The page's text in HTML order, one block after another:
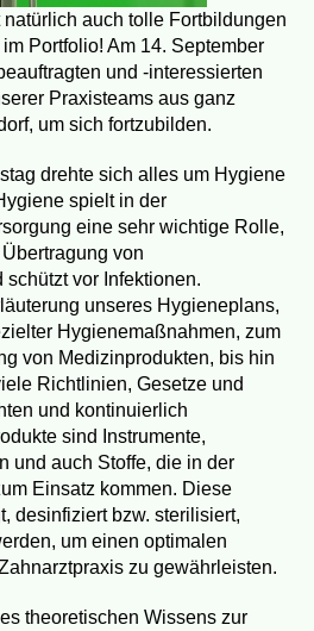
natürlich auch tolle Fortbildungen
Portfolio! Am 14. September
und -interessierten
Praxisteams aus ganz
um sich fortzubilden.
drehte sich alles um Hygiene
spielt in der
eine sehr wichtige Rolle,
von
schützt vor Infektionen.
unseres Hygieneplans,
Hygienemaßnahmen, zum
von Medizinprodukten, bis hin
Richtlinien, Gesetze und
und kontinuierlich
sind Instrumente,
und auch Stoffe, die in der
Einsatz kommen. Diese
desinfiziert bzw. sterilisiert,
um einen optimalen
zu gewährleisten.
theoretischen Wissens zur